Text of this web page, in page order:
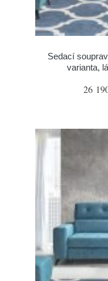
Sedací
varianta,
26